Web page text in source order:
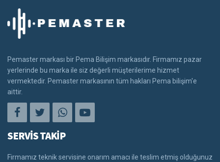
Pemaster markası bir Pema Bilişim markasıdır. Firmamız pazar
yerlerinde bu marka ile siz değerli müşterilerime hizmet
vermektedir. Pemaster markasının tüm hakları Pema bilişim'e
aittir.
SERVİS TAKİP
Firmamız teknik servisine onarım amacı ile teslim etmiş olduğunuz